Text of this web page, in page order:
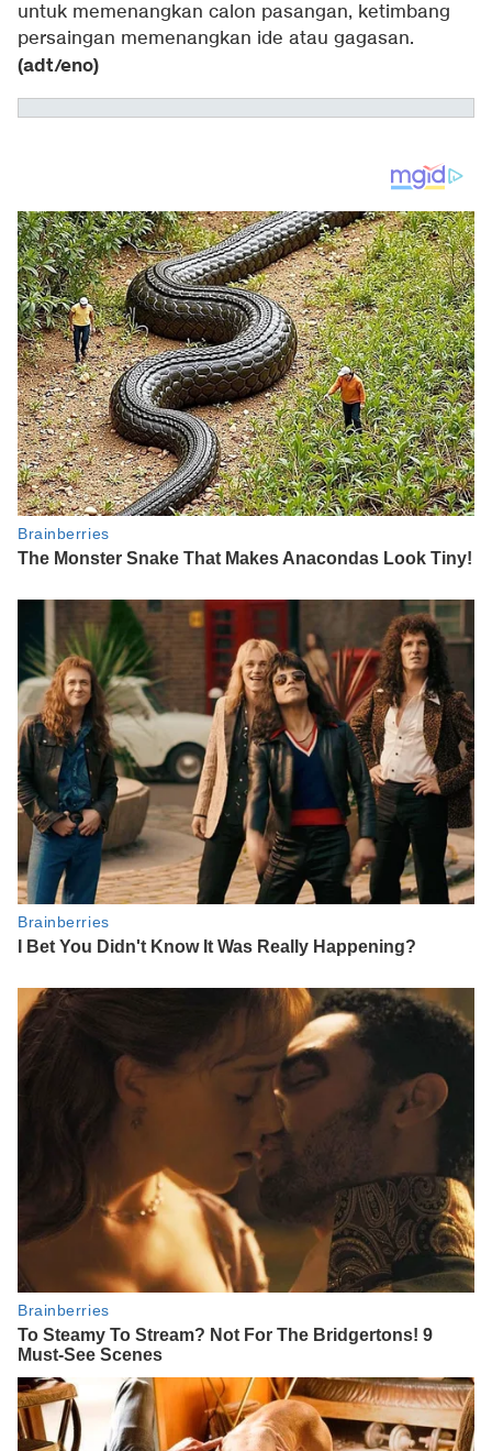
untuk memenangkan calon pasangan, ketimbang
persaingan memenangkan ide atau gagasan.
(adt/eno)